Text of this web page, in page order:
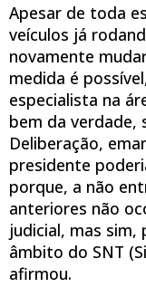
Apesar de toda
veículos já
novamente
medida é
especialista na
bem da verdade,
Deliberação,
presidente
porque, a não
anteriores não
judicial, mas
âmbito do SNT
afirmou.